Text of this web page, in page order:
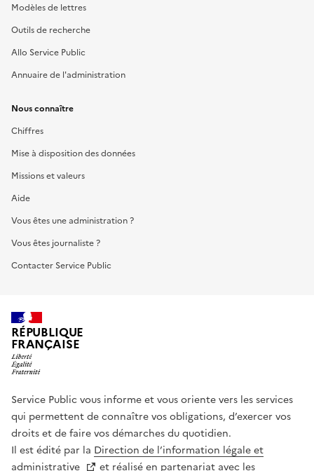
Modèles de lettres
Outils de recherche
Allo Service Public
Annuaire de l'administration
Nous connaître
Chiffres
Mise à disposition des données
Missions et valeurs
Aide
Vous êtes une administration ?
Vous êtes journaliste ?
Contacter Service Public
RÉPUBLIQUE
FRANÇAISE
Service Public vous informe et vous oriente vers les services
qui permettent de connaître vos obligations, d’exercer vos
droits et de faire vos démarches du quotidien.
Il est édité par la Direction de l’information légale et
administrative
et réalisé en partenariat avec les